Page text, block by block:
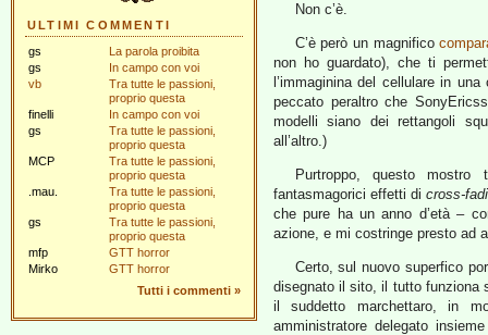
ULTIMI COMMENTI
gs
La parola proibita
gs
In campo con voi
vb
Tra tutte le passioni,
proprio questa
finelli
In campo con voi
gs
Tra tutte le passioni,
proprio questa
MCP
Tra tutte le passioni,
proprio questa
.mau.
Tra tutte le passioni,
proprio questa
gs
Tra tutte le passioni,
proprio questa
mfp
GTT horror
Mirko
GTT horror
Tutti i commenti »
Non c’è.
C’è però un magnifico
non ho guardato), che ti
l’immaginina del cellulare in
peccato peraltro che
modelli siano dei rettangoli
all’altro.)
Purtroppo, questo
fantasmagorici effetti dicross-
che pure ha un anno d’età –
azione, e mi costringe presto ad
Certo, sul nuovo superfico
disegnato il sito, il tutto funziona
il suddetto marchettaro, in
amministratore delegato